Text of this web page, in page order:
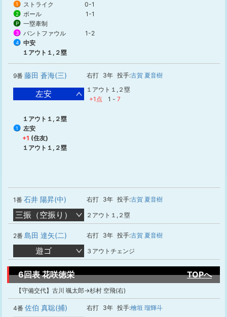
1 ストライク 0-1
2 ボール 1-1
P 一塁牽制
3 バントファウル 1-2
4
中安
１アウト１,２塁
9番 藤田 蒼海(三) 右打 3年 投手:古賀 夏音樹
左安
１アウト１,２塁
+1点
1 - 7
１アウト１,２塁
1
左安
+1 (住友)
１アウト１,２塁
1番 石井 陽昇(中) 右打 3年 投手:古賀 夏音樹
三振（空振り） ２アウト１,２塁
2番 島田 達矢(二) 右打 3年 投手:古賀 夏音樹
遊ゴ ３アウトチェンジ
6回表 花咲徳栄 TOPへ
【守備交代】古川 颯太郎→杉村 空飛(右)
4番 佐伯 真聡(捕) 右打 3年 投手:檜垣 瑠輝斗